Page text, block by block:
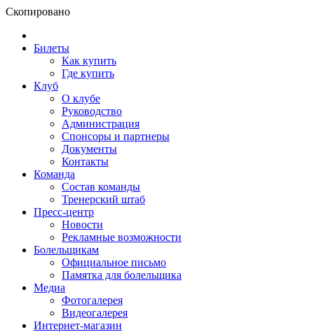
Скопировано
Билеты
Как купить
Где купить
Клуб
О клубе
Руководство
Администрация
Спонсоры и партнеры
Документы
Контакты
Команда
Состав команды
Тренерский штаб
Пресс-центр
Новости
Рекламные возможности
Болельщикам
Официальное письмо
Памятка для болельщика
Медиа
Фотогалерея
Видеогалерея
Интернет-магазин